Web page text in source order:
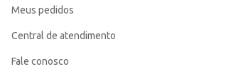
Meus pedidos
Central de atendimento
Fale conosco